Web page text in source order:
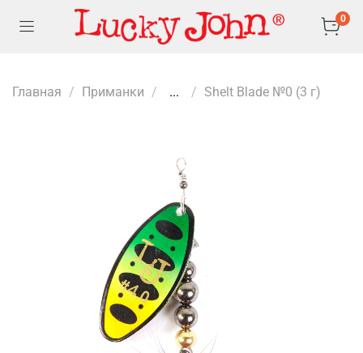
0
Главная Приманки ... Shelt Blade №0 (3 г)